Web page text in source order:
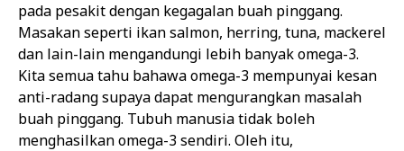
pada pesakit dengan kegagalan buah pinggang.
Masakan seperti ikan salmon, herring, tuna, mackerel
dan lain-lain mengandungi lebih banyak omega-3.
Kita semua tahu bahawa omega-3 mempunyai kesan
anti-radang supaya dapat mengurangkan masalah
buah pinggang. Tubuh manusia tidak boleh
menghasilkan omega-3 sendiri. Oleh itu,